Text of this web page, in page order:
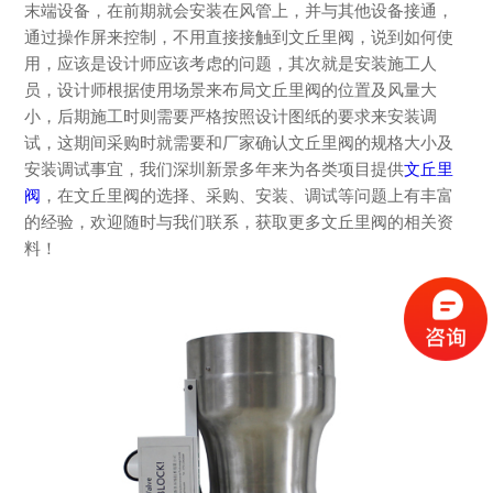
末端设备，在前期就会安装在风管上，并与其他设备接通，
通过操作屏来控制，不用直接接触到文丘里阀，说到如何使
用，应该是设计师应该考虑的问题，其次就是安装施工人
员，设计师根据使用场景来布局文丘里阀的位置及风量大
小，后期施工时则需要严格按照设计图纸的要求来安装调
试，这期间采购时就需要和厂家确认文丘里阀的规格大小及
安装调试事宜，我们深圳新景多年来为各类项目提供文丘里
阀 ，在文丘里阀的选择、采购、安装、调试等问题上有丰富
的经验，欢迎随时与我们联系，获取更多文丘里阀的相关资
料！